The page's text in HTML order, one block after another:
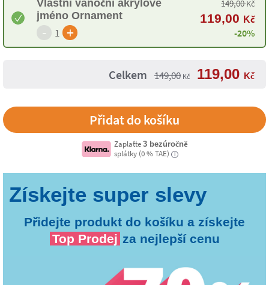
Vlastní vánoční akrylové
jméno Ornament
- 1 +
149,00Kč
119,00 Kč
-20%
Celkem 149,00 Kč 119,00 Kč
Zaplaťte 3 bezúročně
splátky (0 % TAE) i
Přidejte produkt do košíku a získejte
Top Prodej za nejlepší cenu